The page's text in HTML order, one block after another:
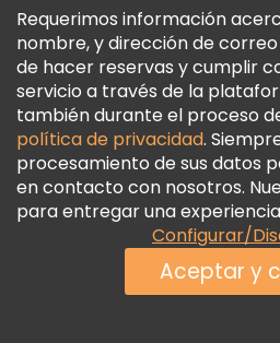
Política De Cookies
Freetour Premios
Programa De Fidelidad
Requerimos información
nombre, y dirección de
de hacer reservas y cumplir
servicio a través de la
también durante el proceso
política de privacidad.
procesamiento de sus datos
en contacto con nosotros.
para entregar una
Configurar/
Aceptar y